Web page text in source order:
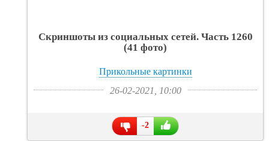
Скриншоты из социальных сетей. Часть 1260
(41 фото)
Прикольные картинки
26-02-2021, 10:00
-2